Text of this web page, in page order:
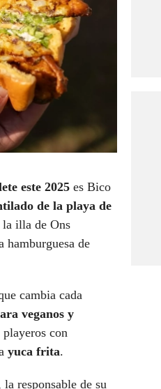
este 2025 es Bico
de la playa de
la illa de Ons
hamburguesa de
cambia cada
veganos y
con
yuca frita.
la responsable de su